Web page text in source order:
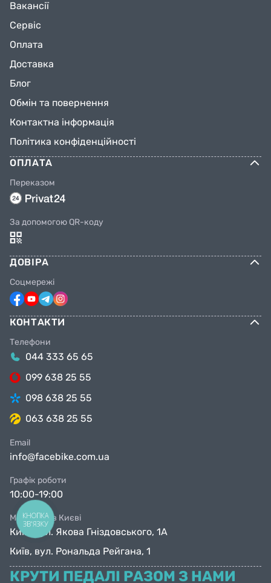
Вакансії
Сервіс
Оплата
Доставка
Блог
Обмін та повернення
Контактна інформація
Політика конфіденційності
ОПЛАТА
Переказом
За допомогою QR-коду
ДОВІРА
Соцмережі
КОНТАКТИ
Телефони
044 333 65 65
099 638 25 55
098 638 25 55
063 638 25 55
Email
info@facebike.com.ua
Графік роботи
10:00-19:00
Магазини в Києві
Київ, вул. Якова Гніздовського, 1А
Київ, вул. Рональда Рейгана, 1
КРУТИ ПЕДАЛІ РАЗОМ З НАМИ
КНОПКА
ЗВ'ЯЗКУ